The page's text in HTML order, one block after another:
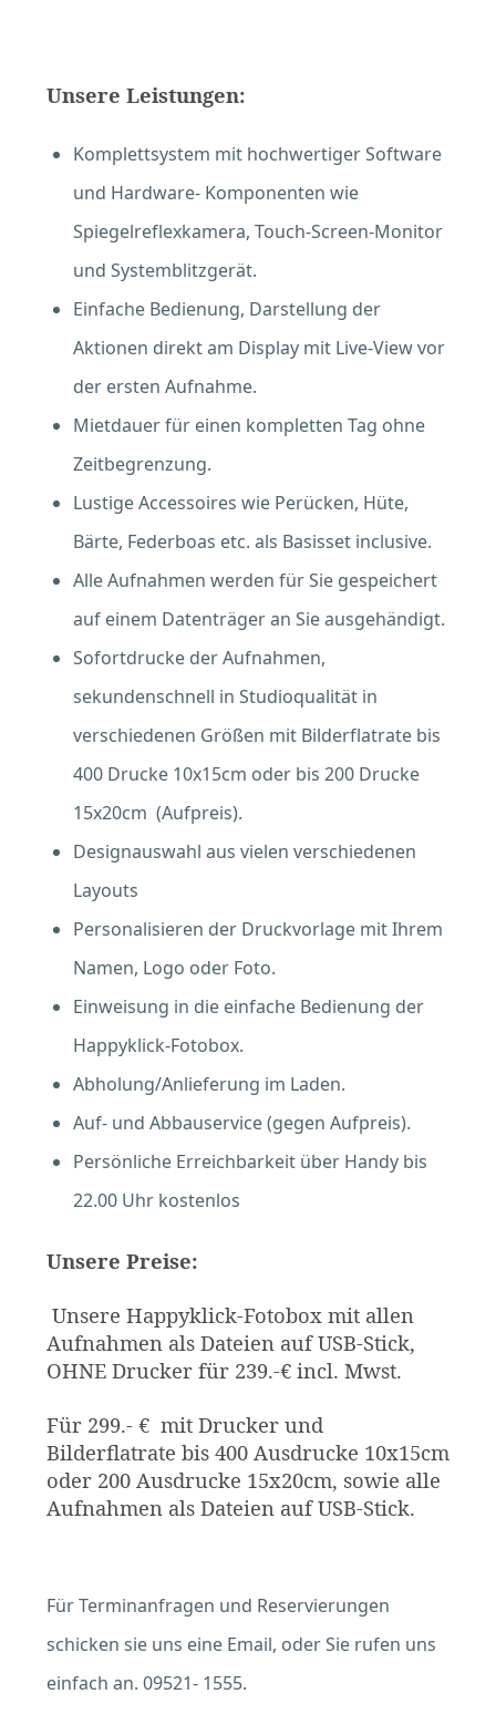
Unsere Leistungen:
Komplettsystem mit hochwertiger Software
und Hardware- Komponenten wie
Spiegelreflexkamera, Touch-Screen-Monitor
und Systemblitzgerät.
Einfache Bedienung, Darstellung der
Aktionen direkt am Display mit Live-View vor
der ersten Aufnahme.
Mietdauer für einen kompletten Tag ohne
Zeitbegrenzung.
Lustige Accessoires wie Perücken, Hüte,
Bärte, Federboas etc. als Basisset inclusive.
Alle Aufnahmen werden für Sie gespeichert
auf einem Datenträger an Sie ausgehändigt.
Sofortdrucke der Aufnahmen,
sekundenschnell in Studioqualität in
verschiedenen Größen mit Bilderflatrate bis
400 Drucke 10x15cm oder bis 200 Drucke
15x20cm (Aufpreis).
Designauswahl aus vielen verschiedenen
Layouts
Personalisieren der Druckvorlage mit Ihrem
Namen, Logo oder Foto.
Einweisung in die einfache Bedienung der
Happyklick-Fotobox.
Abholung/Anlieferung im Laden.
Auf- und Abbauservice (gegen Aufpreis).
Persönliche Erreichbarkeit über Handy bis
22.00 Uhr kostenlos
Unsere Preise:
Unsere Happyklick-Fotobox mit allen
Aufnahmen als Dateien auf USB-Stick,
OHNE Drucker für 239.-€ incl. Mwst.
Für 299.- € mit Drucker und
Bilderflatrate bis 400 Ausdrucke 10x15cm
oder 200 Ausdrucke 15x20cm, sowie alle
Aufnahmen als Dateien auf USB-Stick.
Für Terminanfragen und Reservierungen
schicken sie uns eine Email, oder Sie rufen uns
einfach an. 09521- 1555.